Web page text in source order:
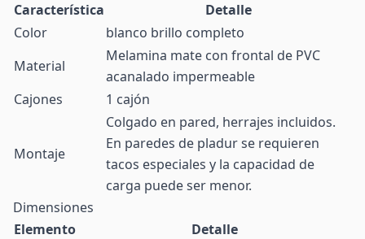
Característica
Detalle
Color
blanco brillo completo
Material
Melamina mate con frontal de PVC
acanalado impermeable
Cajones
1 cajón
Montaje
Colgado en pared, herrajes incluidos.
En paredes de pladur se requieren
tacos especiales y la capacidad de
carga puede ser menor.
Dimensiones
Elemento
Detalle